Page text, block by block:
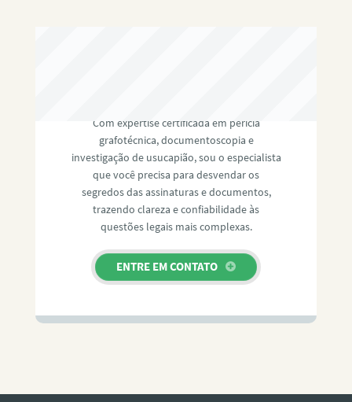
Com expertise certificada em perícia
grafotécnica, documentoscopia e
investigação de usucapião, sou o especialista
que você precisa para desvendar os
segredos das assinaturas e documentos,
trazendo clareza e confiabilidade às
questões legais mais complexas.
ENTRE EM CONTATO